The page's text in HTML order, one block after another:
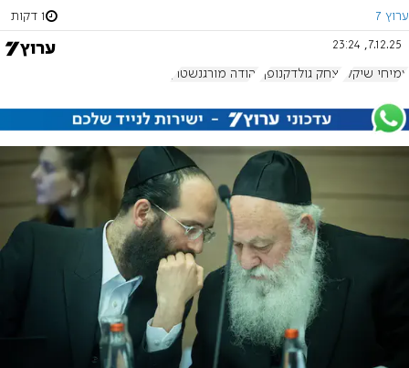
ערוץ 7 1 דקות
7.12.25, 23:24
עמיחי שיקלי יצחק גולדקנופף יהודה מורגנשטרן